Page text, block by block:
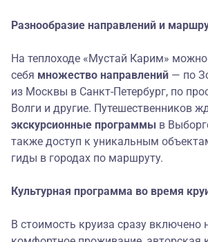
Разнообразие направлений и
На теплоходе «Мустай Карим»
себя множество направлений — по
из Москвы в Санкт-Петербург, по
Волги и другие. Путешественников
экскурсионные программы в
также доступ к уникальным
гиды в городах по маршруту.
Культурная программа во время
В стоимость круиза сразу включено